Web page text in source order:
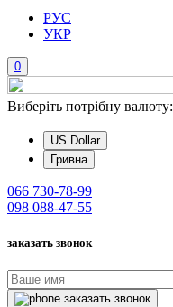
РУС
УКР
0
Виберіть потрібну валюту:
US Dollar
Гривна
066 730-78-99
098 088-47-55
заказать звонок
заказать звонок